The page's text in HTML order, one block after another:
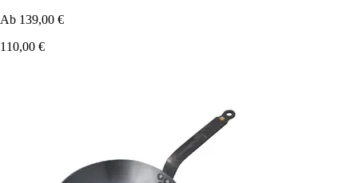
Ab 139,00 €
110,00 €